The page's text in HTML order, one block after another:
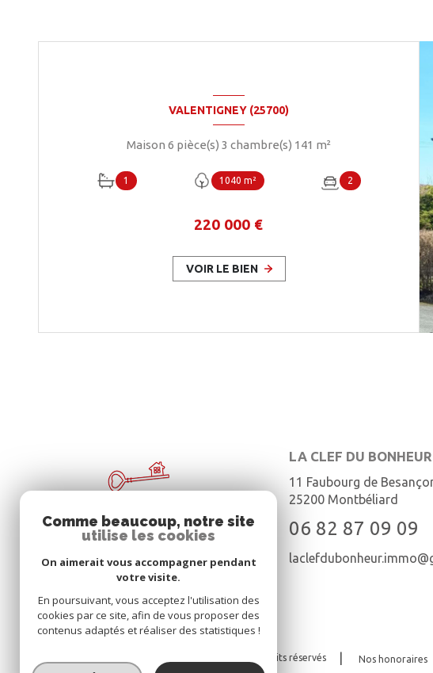
VALENTIGNEY (25700)
Maison 6 pièce(s) 3 chambre(s) 141 m²
1 1040 m² 2
220 000 €
VOIR LE BIEN
LA CLEF DU
11 Faubourg de
25200 Montbéliard
06 82 87 09 09
© 2026 | Tous droits réservés Nos honoraires
Comme beaucoup, notre site
utilise les cookies
On aimerait vous accompagner pendant
votre visite.
En poursuivant, vous acceptez l'utilisation des
cookies par ce site, afin de vous proposer des
contenus adaptés et réaliser des statistiques !